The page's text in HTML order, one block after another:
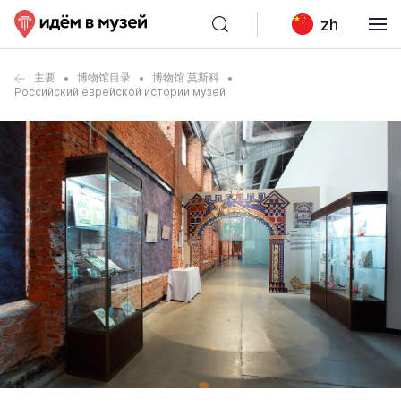
zh
主要 博物馆目录
博物馆 莫斯科
Российский еврейской истории музей